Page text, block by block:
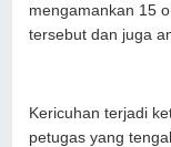
mengamankan 15
tersebut dan juga
Kericuhan terjadi
petugas yang